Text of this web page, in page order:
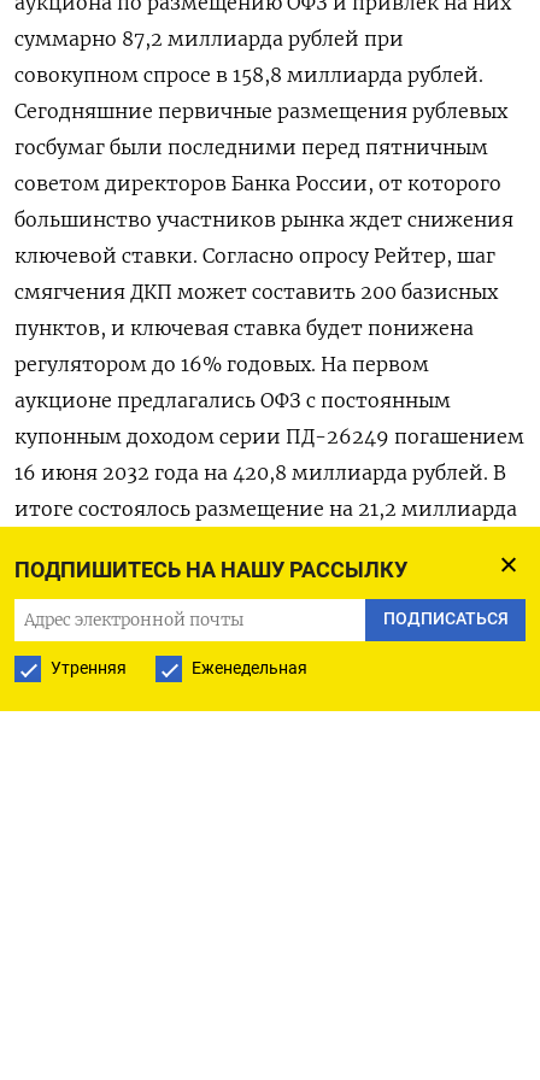
ПОДПИШИТЕСЬ НА НАШУ РАССЫЛКУ
ПОДПИСАТЬСЯ
Утренняя Еженедельная